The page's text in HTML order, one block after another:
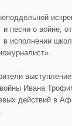
песни о войне,
исполнении
Ивана
действий в